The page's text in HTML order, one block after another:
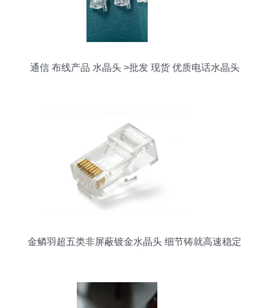
通信 布线产品 水晶头 >批发 现货 优质电话水晶头
金鳞羽超五类非屏蔽镀金水晶头 细节铸就高速稳定